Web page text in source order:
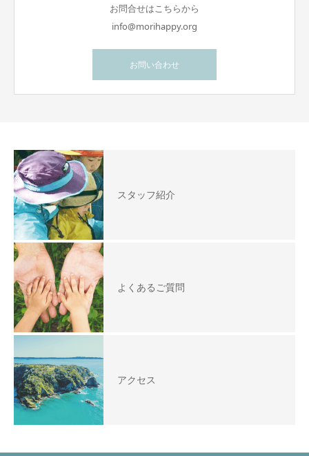
お問合せはこちらから
info@morihappy.org
お問い合わせ
スタッフ紹介
よくあるご質問
アクセス